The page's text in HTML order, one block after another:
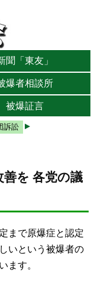
聞「東友」
爆者相談所
被爆証言
訴訟
善を 各党の議
まで原爆症と認定
いという被爆者の
ます。